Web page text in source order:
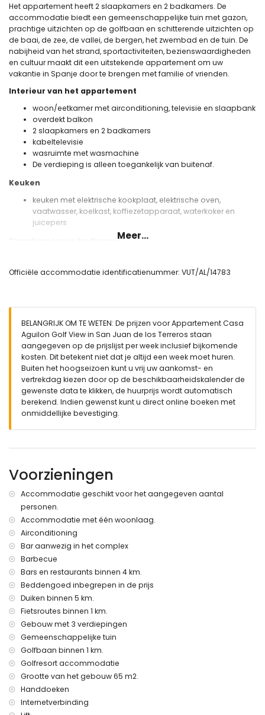
Het appartement heeft 2 slaapkamers en 2 badkamers. De
accommodatie biedt een gemeenschappelijke tuin met gazon,
prachtige uitzichten op de golfbaan en schitterende uitzichten op
de baai, de zee, de vallei, de bergen, het zwembad en de tuin. De
nabijheid van het strand, sportactiviteiten, bezienswaardigheden
en cultuur maakt dit een uitstekende appartement om uw
vakantie in Spanje door te brengen met familie of vrienden.
Interieur van het appartement
woon/eetkamer met airconditioning, televisie en slaapbank
overdekt balkon
2 slaapkamers en 2 badkamers
kabeltelevisie
wasruimte met wasmachine
De verdieping is alleen toegankelijk van buitenaf.
Keuken
keuken met elektrische kookplaat, elektrische oven,
vaatwasser, koelkast, koffiezetapparaat, waterkoker en
juicepers
Slaapkamers en badkamers
afmeting van 200 bij 180 cm)
badkamer met enkele wastafel, douche en toilet
Exterieur van het appartement
gemeenschappelijk zwembad
gemeenschappelijke tuin met gazon
terras
barbecue
buiten zitgedeelte en buiten eetgedeelte
2 privé overdekte parkeerplaatsen en gemeenschappelijke
parkeerplaats
Meer informatie
appartement
dichtstbijzijnde rivier of kust binnen 3 kilometer van het
appartement
dichtstbijzijnde strand: Playa la Entrevista (binnen 3
kilometer van het appartement)
dichtstbijzijnde haven: Águilas (binnen 12 kilometer van het
appartement)
dichtstbijzijnde luchthaven: Murcia/Almería (binnen 100
tweede dichtstbijzijnde luchthaven: Alicante (> 100
kilometer)
dichtbij openbaar vervoer: trein binnen 4 kilometer
roken niet toegestaan
huisdieren zijn niet toegestaan
Het gebouw waar de accommodatie zich bevindt heeft een
De accommodatie is zeer geschikt voor gezinnen met
kinderen.
Privé voorzieningen en diensten inbegrepen in de huurprijs
internet (WiFi)
Meer...
Officiële accommodatie identificatienummer: VUT/AL/14783
BELANGRIJK OM TE WETEN: De prijzen voor Appartement Casa
Aguilon Golf View in San Juan de los Terreros staan
aangegeven op de prijslijst per week inclusief bijkomende
kosten. Dit betekent niet dat je altijd een week moet huren.
Buiten het hoogseizoen kunt u vrij uw aankomst- en
vertrekdag kiezen door op de beschikbaarheidskalender de
gewenste data te klikken, de huurprijs wordt automatisch
berekend. Indien gewenst kunt u direct online boeken met
onmiddellijke bevestiging.
Voorzieningen
Accommodatie geschikt voor het aangegeven aantal
personen.
Accommodatie met één woonlaag.
Airconditioning
Bar aanwezig in het complex
Barbecue
Bars en restaurants binnen 4 km.
Beddengoed inbegrepen in de prijs
Duiken binnen 5 km.
Fietsroutes binnen 1 km.
Gebouw met 3 verdiepingen
Gemeenschappelijke tuin
Golfbaan binnen 1 km.
Golfresort accommodatie
Grootte van het gebouw 65 m2.
Handdoeken
Internetverbinding